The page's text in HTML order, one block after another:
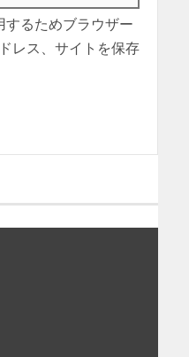
するためブラウザー
レス、サイトを保存